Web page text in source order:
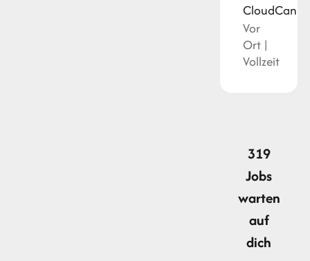
CloudCanva
Vor
Ort |
Vollzeit
319
Jobs
warten
auf
dich